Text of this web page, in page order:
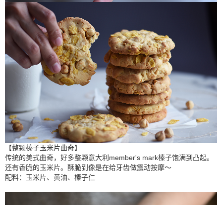
【整颗榛子玉米片曲奇】
传统的美式曲奇，好多整颗意大利member's mark榛子饱满到凸起。
还有香脆的玉米片。酥脆到像是在给牙齿做震动按摩～
配料：玉米片、黄油、榛子仁